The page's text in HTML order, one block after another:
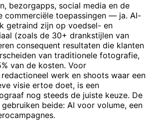
bezorgapps, social media en de
commerciële toepassingen — ja. AI-
getraind zijn op voedsel- en
(zoals de 30+ drankstijlen van
consequent resultaten die klanten
van traditionele fotografie,
van de kosten. Voor
werk en shoots waar een
visie ertoe doet, is een
nog steeds de juiste keuze. De
beide: AI voor volume, een